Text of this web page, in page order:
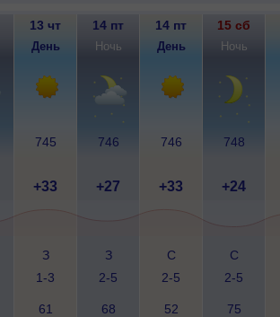
13 чт 14 пт 14 пт 15 сб
День Ночь День Ночь
745 746 746 748
+33 +27 +33 +24
З
1-3
З
2-5
С
2-5
С
2-5
61 68 52 75